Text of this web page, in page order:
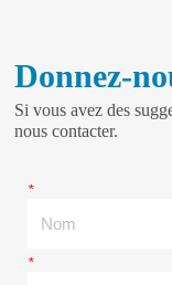
Donnez-
Si vous avez des
nous contacter.
*Nom
*E-mail